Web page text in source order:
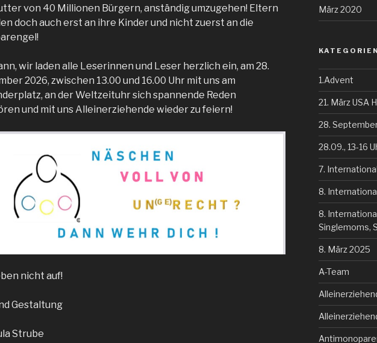
von 40 Millionen Bürgern, anständig umzugehen! Eltern
doch auch erst an ihre Kinder und nicht zuerst an die
wir laden alle Leserinnen und Leser herzlich ein, am 28.
2026, zwischen 13.00 und 16.00 Uhr mit uns am
an der Weltzeituhr sich spannende Reden
und mit uns Alleinerziehende wieder zu feiern!
nicht auf!
Gestaltung
Strube
März 2020
1.Advent
21. März USA
28.
28.09., 13-16
7.
8.
8.
Singlemoms,
8. März 2025
A-Team